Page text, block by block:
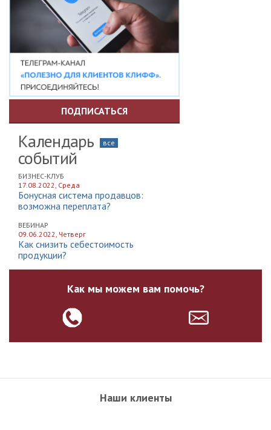
ПОДПИСАТЬСЯ
Календарь
событий
все
БИЗНЕС-КЛУБ
17.08.2022, Среда
Бонусная система продавцов:
возможна переплата?
ВЕБИНАР
09.06.2022, Четверг
Как снизить себестоимость
продукции?
Как мы можем вам помочь?
Наши клиенты